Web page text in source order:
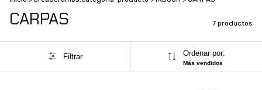
CARPAS 7 productos
Filtrar Ordenar por:
Más vendidos